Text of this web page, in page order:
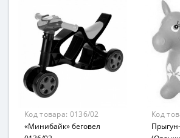
Вид
Толокар
Материал
Пластмасса
Код товара: 0136/02
«Минибайк» беговел
Код